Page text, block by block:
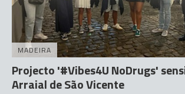
MADEIRA
Projecto '#Vibes4U NoDrugs'
Arraial de São Vicente